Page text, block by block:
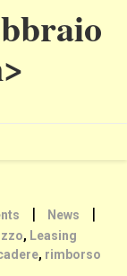
| News |
, Leasing
, rimborso